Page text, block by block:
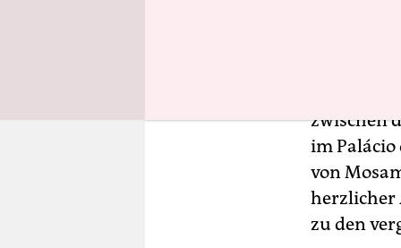
zwischen
im Palácio
von
herzlicher
zu den